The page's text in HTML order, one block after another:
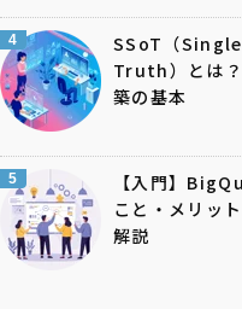
4
SSoT（
Truth）とは
築の基本
5
【入門】
こと・メリッ
解説